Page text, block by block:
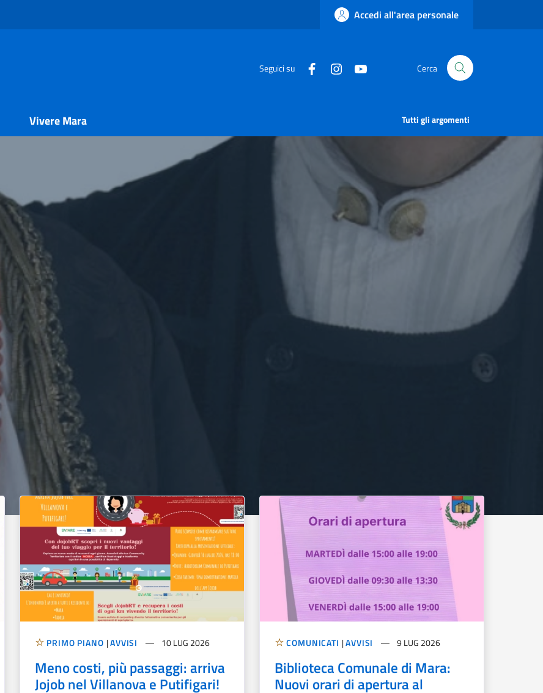
Accedi all'area personale
Seguici su Cerca
Vivere Mara Tutti gli argomenti
PRIMO PIANO |AVVISI 10 LUG 2026
Meno costi, più passaggi: arriva
Jojob nel Villanova e Putifigari!
COMUNICATI |AVVISI 9 LUG 2026
Biblioteca Comunale di Mara:
Nuovi orari di apertura al